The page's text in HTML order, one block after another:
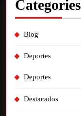
Categories
Blog
Deportes
Deportes
Destacados